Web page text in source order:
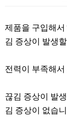
제품을 구입해
김 증상이 발생
전력이 부족해
끊김 증상이 발
김 증상이 없습